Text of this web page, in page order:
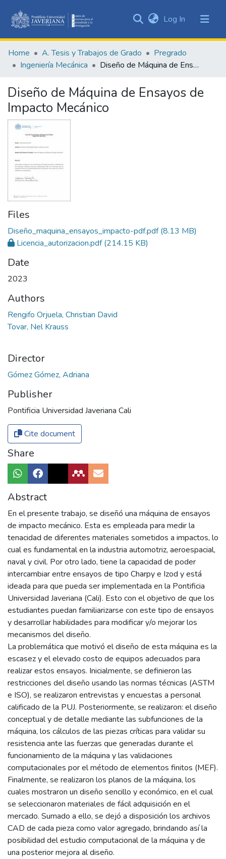
&
Collections
Statistics
Log In (current)
Home A. Tesis y Trabajos de Grado
Pregrado
Ingeniería Mecánica
Diseño de Máquina de Ensayos de Impacto Mecánico
Diseño de Máquina de Ensayos de
Impacto Mecánico
Files
Diseño_maquina_ensayos_impacto-pdf.pdf(8.13 MB)
Licencia_autorizacion.pdf(214.15 KB)
Date
2023
Authors
Rengifo Orjuela, Christian David
Tovar, Nel Krauss
Director
Gómez Gómez, Adriana
Publisher
Pontificia Universidad Javeriana Cali
Cite document
Share
Abstract
En el presente trabajo, se diseñó una máquina de ensayos
de impacto mecánico. Esta es empleada para medir la
tenacidad de diferentes materiales sometidos a impactos, lo
cual es fundamental en la industria automotriz, aeroespacial,
naval y civil. Por otro lado, tiene la capacidad de poder
intercambiar entre ensayos de tipo Charpy e Izod y está
ideada para que pueda ser implementada en la Pontificia
Universidad Javeriana (Cali). Esto con el objetivo de que los
estudiantes puedan familiarizarse con este tipo de ensayos
y desarrollar habilidades para modificar y/o mejorar los
mecanismos del diseño.
La problemática que motivó el diseño de esta máquina es la
escasez y el elevado costo de equipos adecuados para
realizar estos ensayos. Inicialmente, se definieron las
restricciones del diseño usando las normas técnicas (ASTM
e ISO), se realizaron entrevistas y encuestas a personal
calificado de la PUJ. Posteriormente, se realizaron: el diseño
conceptual y de detalle mediante las subfunciones de la
máquina, los cálculos de las piezas críticas para validar su
resistencia ante las fuerzas que generadas durante el
funcionamiento de la máquina y las validaciones
computacionales por el método de elementos finitos (MEF).
Finalmente, se realizaron los planos de la máquina, los
cuales mostraron un diseño sencillo y económico, en el cual
se seleccionaron materiales de fácil adquisición en el
mercado. Sumado a ello, se dejó a disposición los archivos
CAD de cada pieza como valor agregado, brindando así la
posibilidad del estudio computacional de la máquina y de
una posterior mejora al diseño.